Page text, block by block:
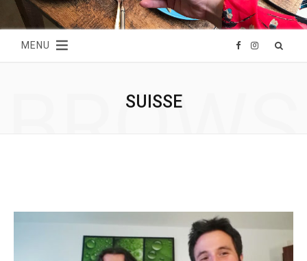
F
o
I
MENU
SUISSE
BROWS